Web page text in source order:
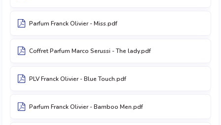
Parfum Franck Olivier - Miss.pdf
Coffret Parfum Marco Serussi - The lady.pdf
PLV Franck Olivier - Blue Touch.pdf
Parfum Franck Olivier - Bamboo Men.pdf